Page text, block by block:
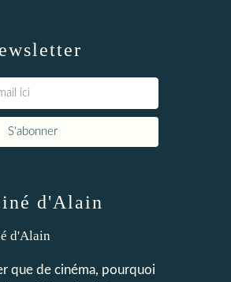
d'Alain
que de cinéma, pourquoi